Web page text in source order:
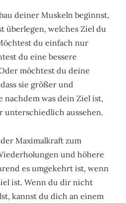
deiner Muskeln beginnst,
überlegen, welches Ziel du
du einfach nur
du eine bessere
möchtest du deine
sie größer und
nachdem was dein Ziel ist,
unterschiedlich aussehen.
Maximalkraft zum
und höhere
es umgekehrt ist, wenn
ist. Wenn du dir nicht
kannst du dich an einem